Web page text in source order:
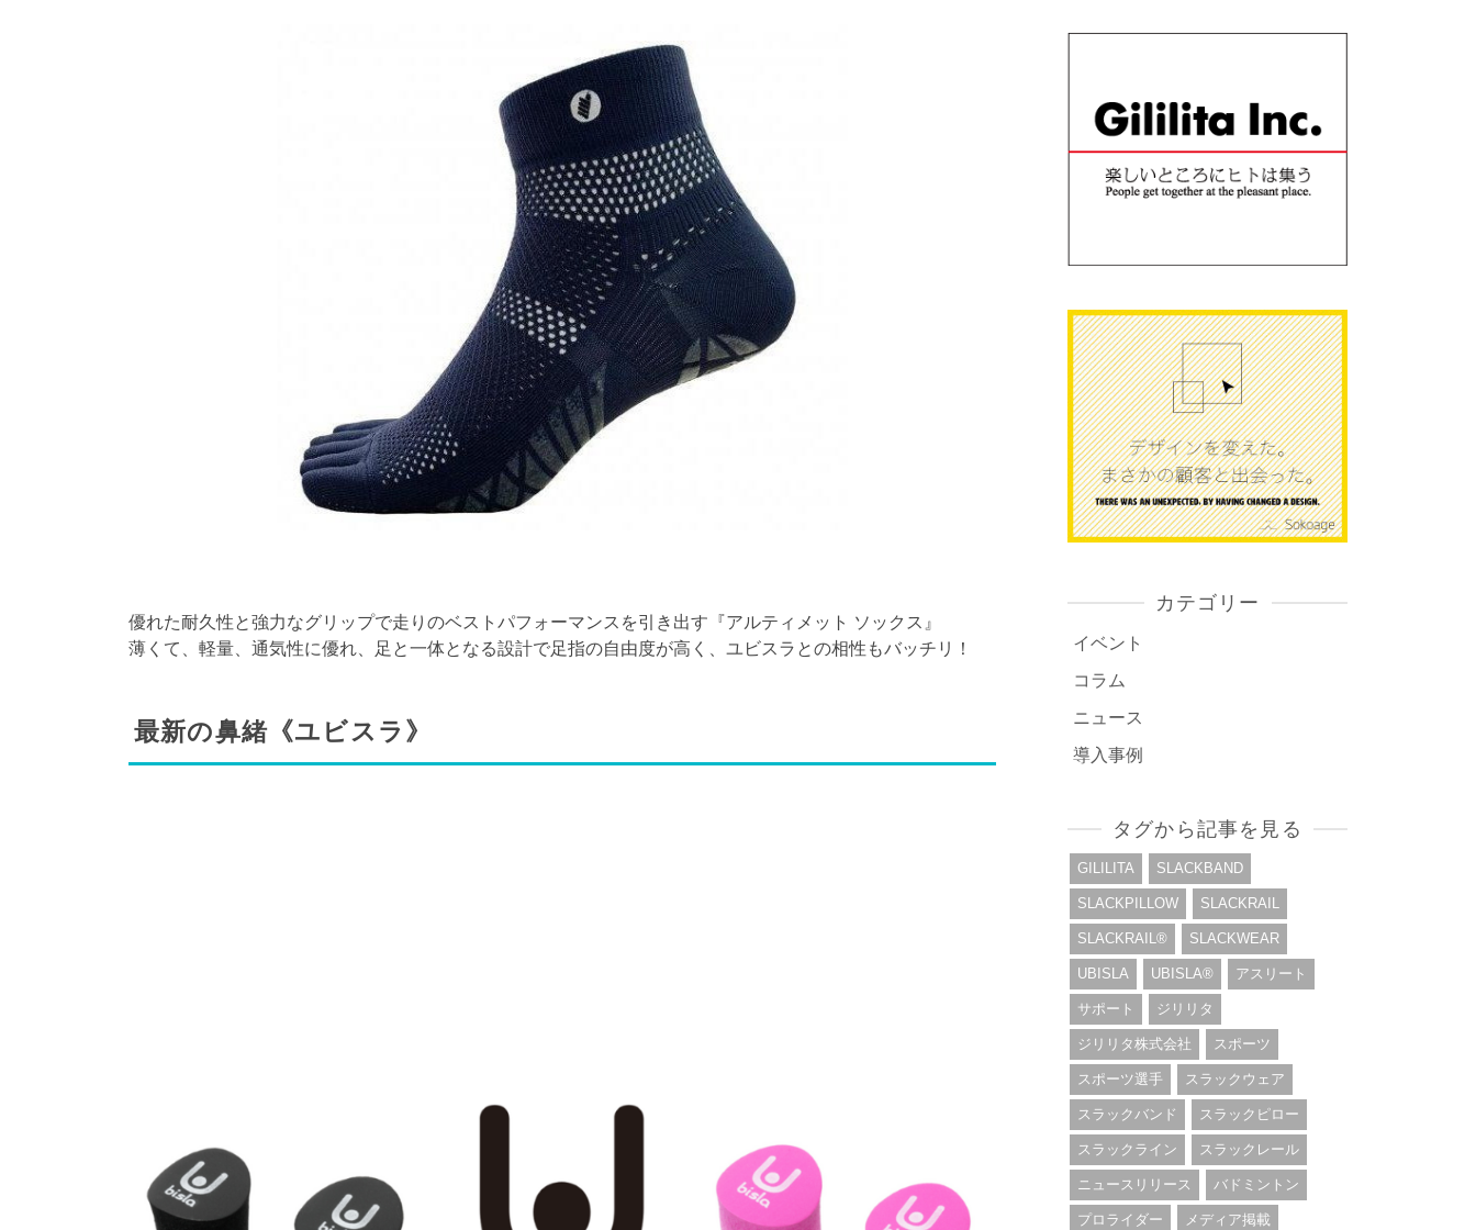
​​​​優れた耐久性と強力なグリップで走りのベストパフォーマンスを引き出す『アルティメット ソックス』
薄くて、軽量、通気性に優れ、足と一体となる設計で足指の自由度が高く、ユビスラとの相性もバッチリ！
最新の鼻緒《ユビスラ》
カテゴリー
イベント
コラム
ニュース
導入事例
タグから記事を見る
GILILITA SLACKBAND
SLACKPILLOW SLACKRAIL
SLACKRAIL®︎ SLACKWEAR
UBISLA UBISLA®︎ アスリート
サポート ジリリタ
ジリリタ株式会社 スポーツ
スポーツ選手 スラックウェア
スラックバンド スラックピロー
スラックライン スラックレール
ニュースリリース バドミントン
プロライダー メディア掲載